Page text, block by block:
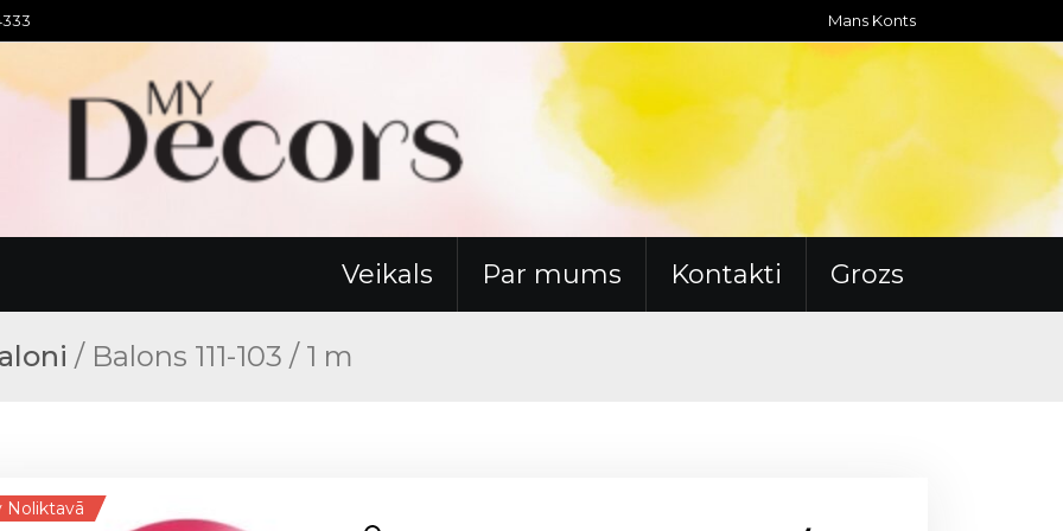
Mans Konts
Veikals Par mums Kontakti Grozs
/ Balons 111-103 / 1 m
Noliktavā